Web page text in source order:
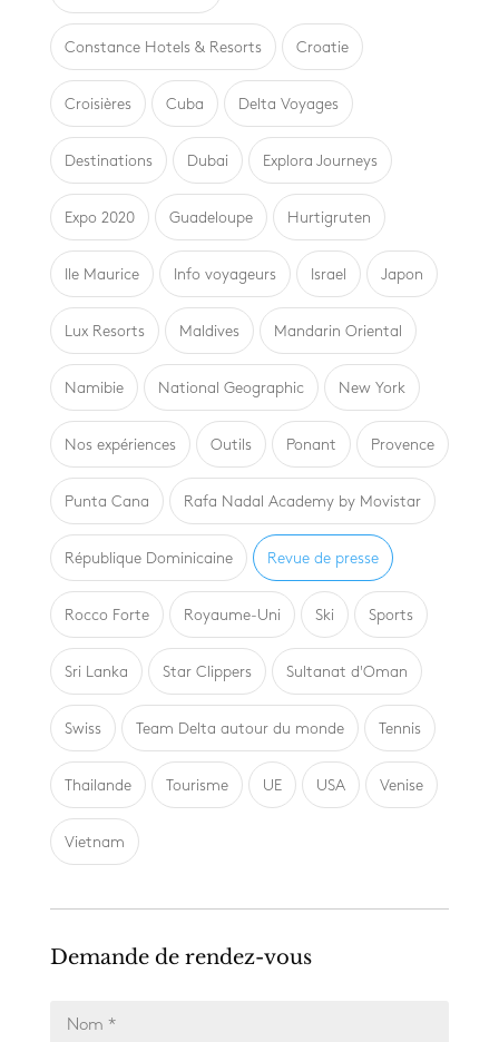
Constance Hotels & Resorts Croatie
Croisières Cuba Delta Voyages
Destinations Dubai Explora Journeys
Expo 2020 Guadeloupe Hurtigruten
Ile Maurice Info voyageurs Israel Japon
Lux Resorts Maldives Mandarin Oriental
Namibie National Geographic New York
Nos expériences Outils Ponant Provence
Punta Cana Rafa Nadal Academy by Movistar
République Dominicaine Revue de presse
Rocco Forte Royaume-Uni Ski Sports
Sri Lanka Star Clippers Sultanat d'Oman
Swiss Team Delta autour du monde Tennis
Thailande Tourisme UE USA Venise
Vietnam
Demande de rendez-vous